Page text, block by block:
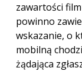
zawartości
powinno
wskazanie, o
mobilną
żądająca